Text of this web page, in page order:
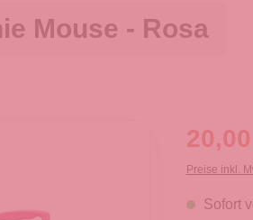
Mouse - Rosa
Preise inkl.
Sofort